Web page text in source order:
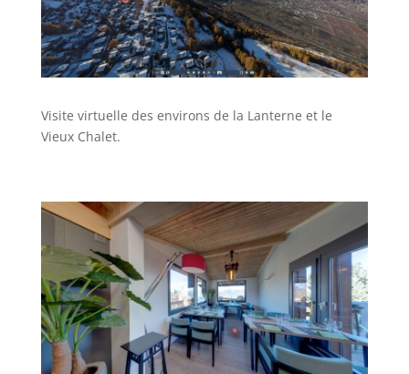
Visite virtuelle des environs de la Lanterne et le
Vieux Chalet.